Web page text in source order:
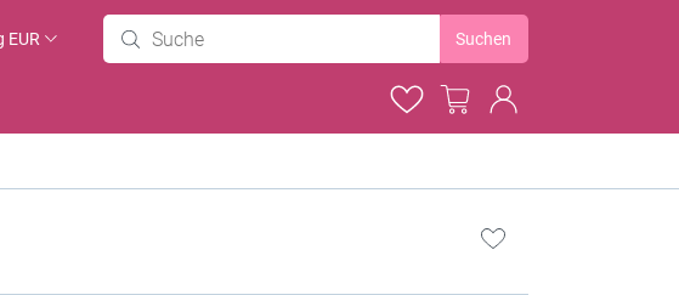
EUR Suchen